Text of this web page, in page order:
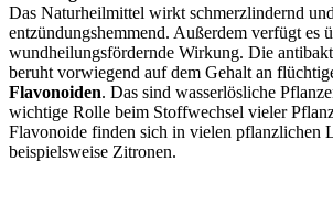
Das Naturheilmittel wirkt schmerzlindernd und
entzündungshemmend. Außerdem verfügt es
wundheilungsfördernde Wirkung. Die
beruht vorwiegend auf dem Gehalt an
Flavonoiden. Das sind wasserlösliche
wichtige Rolle beim Stoffwechsel vieler
Flavonoide finden sich in vielen pflanzlichen
beispielsweise Zitronen.